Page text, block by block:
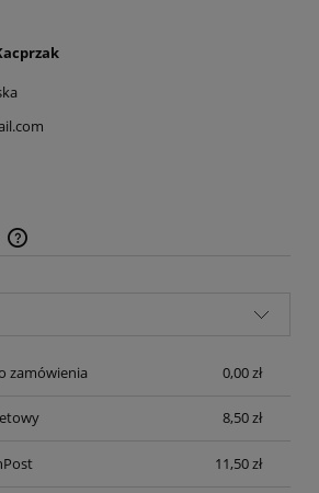
kosztów płatności
zamówienia 0,00 zł
8,50 zł
11,50 zł